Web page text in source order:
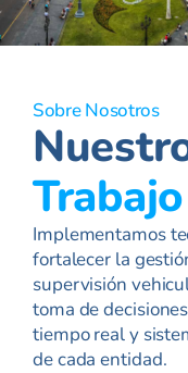
Sobre Nosotros
Trabajo
Implementamos
fortalecer la
supervisión
toma de
tiempo real y
de cada entidad.